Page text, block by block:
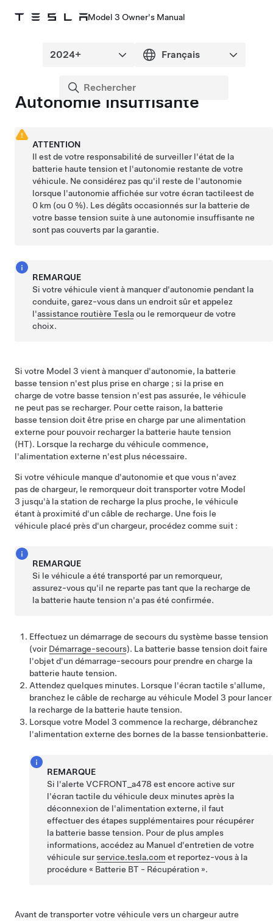
Model 3 Owner's Manual
Autonomie insuffisante
ATTENTION
Il est de votre responsabilité de surveiller l'état de la
batterie haute tension et l'autonomie restante de votre
véhicule. Ne considérez pas qu'il reste de l'autonomie
lorsque l'autonomie affichée sur votreécran tactileest de
0 km (ou 0 %). Les dégâts occasionnés sur la batterie de
votre basse tension suite à une autonomie insuffisante ne
sont pas couverts par la garantie.
REMARQUE
Si votre véhicule vient à manquer d'autonomie pendant la
conduite, garez-vous dans un endroit sûr et appelez
l'assistance routière Teslaou le remorqueur de votre
choix.
Si votre Model 3 vient à manquer d'autonomie, la batterie
basse tension n'est plus prise en charge ; si la prise en
charge de votre basse tension n'est pas assurée, le véhicule
ne peut pas se recharger. Pour cette raison, la batterie
basse tension doit être prise en charge par une alimentation
externe pour pouvoir recharger la batterie haute tension
(HT). Lorsque la recharge du véhicule commence,
l'alimentation externe n'est plus nécessaire.
Si votre véhicule manque d'autonomie et que vous n'avez
pas de chargeur, le remorqueur doit transporter votre Model
3 jusqu'à la station de recharge la plus proche, le véhicule
étant à proximité d'un câble de recharge. Une fois le
véhicule placé près d'un chargeur, procédez comme suit :
REMARQUE
Si le véhicule a été transporté par un remorqueur,
assurez-vous qu'il ne reparte pas tant que la recharge de
la batterie haute tension n'a pas été confirmée.
Effectuez un démarrage de secours du système basse tension
(voir Démarrage-secours). La batterie basse tension doit faire
l'objet d'un démarrage-secours pour prendre en charge la
batterie haute tension.
Attendez quelques minutes. Lorsque l'écran tactile s'allume,
branchez le câble de recharge au véhicule Model 3 pour lancer
la recharge de la batterie haute tension.
Lorsque votre Model 3 commence la recharge, débranchez
l'alimentation externe des bornes de la basse tensionbatterie.
REMARQUE
Si l'alerteVCFRONT_a478 est encore active sur
l'écran tactile du véhicule deux minutes après la
déconnexion de l'alimentation externe, il faut
effectuer des étapes supplémentaires pour récupérer
la batterie basse tension. Pour de plus amples
informations, accédez au Manuel d'entretien de votre
véhicule surservice.tesla.com et reportez-vous à la
procédure « Batterie BT - Récupération ».
Avant de transporter votre véhicule vers un chargeur autre